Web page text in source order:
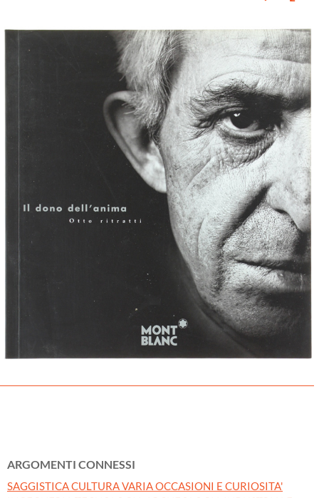
ARGOMENTI CONNESSI
SAGGISTICA CULTURA VARIA OCCASIONI E CURIOSITA'